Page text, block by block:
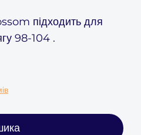
підходить для
98-104 .